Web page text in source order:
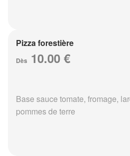
Pizza forestière
Dès 10.00 €
Base sauce tomate, fromage,
pommes de terre